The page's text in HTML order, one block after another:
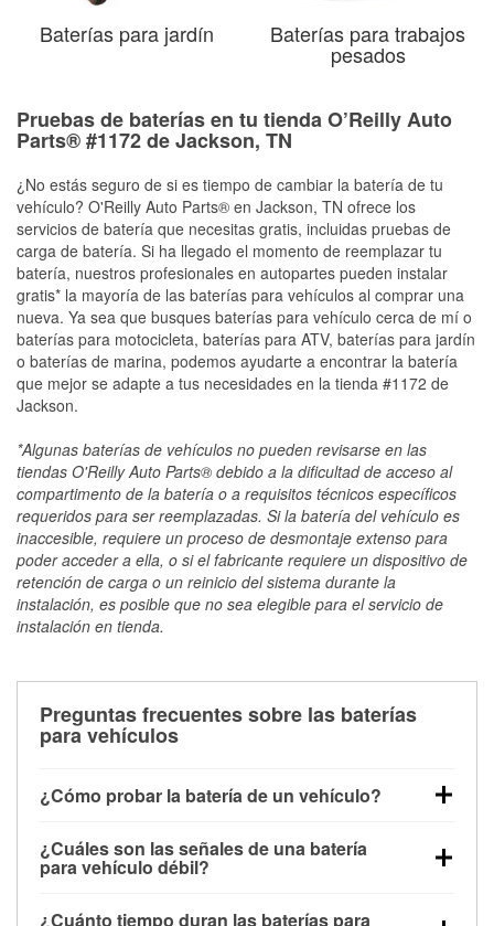
Baterías para jardín Baterías para trabajos
pesados
Pruebas de baterías en tu tienda O’Reilly Auto
Parts® #1172 de Jackson, TN
¿No estás seguro de si es tiempo de cambiar la batería de tu
vehículo? O'Reilly Auto Parts® en Jackson, TN ofrece los
servicios de batería que necesitas gratis, incluidas pruebas de
carga de batería. Si ha llegado el momento de reemplazar tu
batería, nuestros profesionales en autopartes pueden instalar
gratis* la mayoría de las baterías para vehículos al comprar una
nueva. Ya sea que busques baterías para vehículo cerca de mí o
baterías para motocicleta, baterías para ATV, baterías para jardín
o baterías de marina, podemos ayudarte a encontrar la batería
que mejor se adapte a tus necesidades en la tienda #1172 de
Jackson.
*Algunas baterías de vehículos no pueden revisarse en las
tiendas O'Reilly Auto Parts® debido a la dificultad de acceso al
compartimento de la batería o a requisitos técnicos específicos
requeridos para ser reemplazadas. Si la batería del vehículo es
inaccesible, requiere un proceso de desmontaje extenso para
poder acceder a ella, o si el fabricante requiere un dispositivo de
retención de carga o un reinicio del sistema durante la
instalación, es posible que no sea elegible para el servicio de
instalación en tienda.
Preguntas frecuentes sobre las baterías
para vehículos
¿Cómo probar la batería de un vehículo?
maneras. El método más rápido es utilizar un
multímetro: con el vehículo apagado, conecta los
¿Cuáles son las señales de una batería
para vehículo débil?
¿Cuánto tiempo duran las baterías para